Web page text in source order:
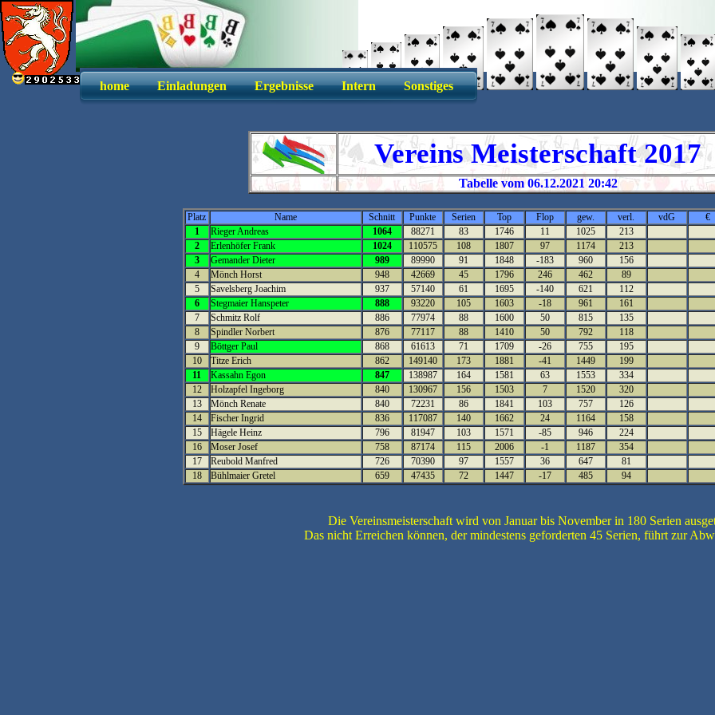
home Einladungen Ergebnisse Intern Sonstiges
Vereins Meisterschaft
Tabelle vom 06.12.2021 20:42
Platz Name Schnitt Punkte Serien Top Flop gew. verl. vdG
€
1
Rieger Andreas 1064 88271 83 1746 11 1025
213
2
Erlenhöfer Frank 1024 110575 108 1807 97 1174
213
3
Gemander Dieter 989 89990 91 1848 -183 960
156
4
Mönch Horst 948 42669 45 1796 246 462
89
5
Savelsberg Joachim 937 57140 61 1695 -140 621
112
6
Stegmaier Hanspeter 888 93220 105 1603 -18 961
161
7
Schmitz Rolf 886 77974 88 1600 50 815
135
8
Spindler Norbert 876 77117 88 1410 50 792
118
9
Böttger Paul 868 61613 71 1709 -26 755
195
10
Titze Erich 862 149140 173 1881 -41 1449
199
11
Kassahn Egon 847 138987 164 1581 63 1553
334
12
Holzapfel Ingeborg 840 130967 156 1503 7 1520
320
13
Mönch Renate 840 72231 86 1841 103 757
126
14
Fischer Ingrid 836 117087 140 1662 24 1164
158
15
Hägele Heinz 796 81947 103 1571 -85 946
224
16
Moser Josef 758 87174 115 2006 -1 1187
354
17
Reubold Manfred 726 70390 97 1557 36 647
81
18
Bühlmaier Gretel 659 47435 72 1447 -17 485 94
Die Vereinsmeisterschaft wird von Januar bis November in 180 Serien
Das nicht Erreichen können, der mindestens geforderten 45 Serien, führt zur